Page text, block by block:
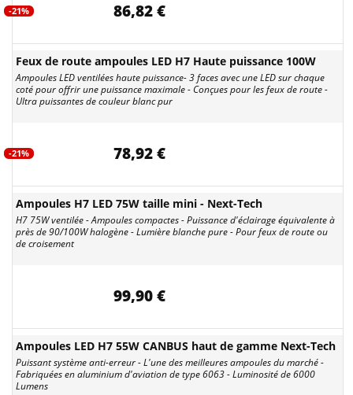
-21% 86,82 €
Feux de route ampoules LED H7 Haute puissance 100W
Ampoules LED ventilées haute puissance- 3 faces avec une LED sur chaque
coté pour offrir une puissance maximale - Conçues pour les feux de route -
Ultra puissantes de couleur blanc pur
-21% 78,92 €
Ampoules H7 LED 75W taille mini - Next-Tech
H7 75W ventilée - Ampoules compactes - Puissance d'éclairage équivalente à
près de 90/100W halogène - Lumière blanche pure - Pour feux de route ou
de croisement
99,90 €
Ampoules LED H7 55W CANBUS haut de gamme Next-Tech
Puissant système anti-erreur - L'une des meilleures ampoules du marché -
Fabriquées en aluminium d'aviation de type 6063 - Luminosité de 6000
Lumens